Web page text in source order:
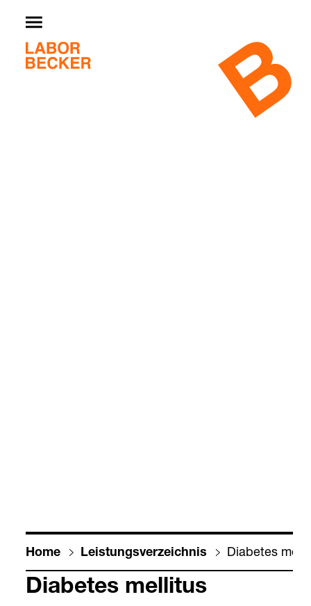
Home Leis­tungs­ver­zeich­nis Dia­be­tes
Dia­be­tes mel­li­tus